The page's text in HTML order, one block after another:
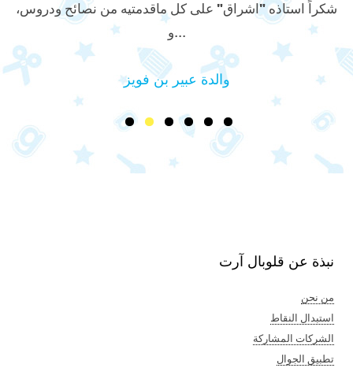
شكراً استاذه "اشراق" على كل ماقدمتيه من نصائح ودروس،
و...
والدة عبير بن فويز
نبذة عن قلوبال آرت
من نحن
استبدال النقاط
الشركات المشاركة
تطبيق الجوال